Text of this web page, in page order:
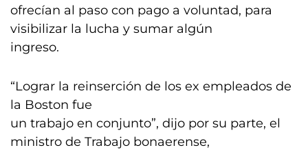
ofrecían al paso con pago a voluntad, para
visibilizar la lucha y sumar algún
ingreso.
“Lograr la reinserción de los ex empleados de
la Boston fue
un trabajo en conjunto”, dijo por su parte, el
ministro de Trabajo bonaerense,